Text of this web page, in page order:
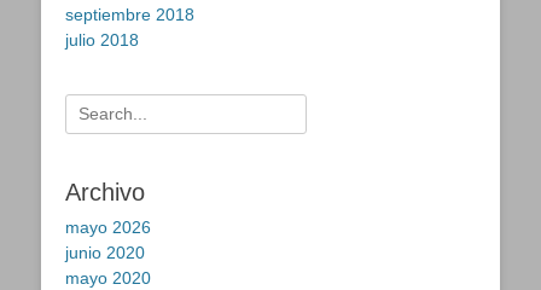
septiembre 2018
julio 2018
Buscar:
Archivo
mayo 2026
junio 2020
mayo 2020